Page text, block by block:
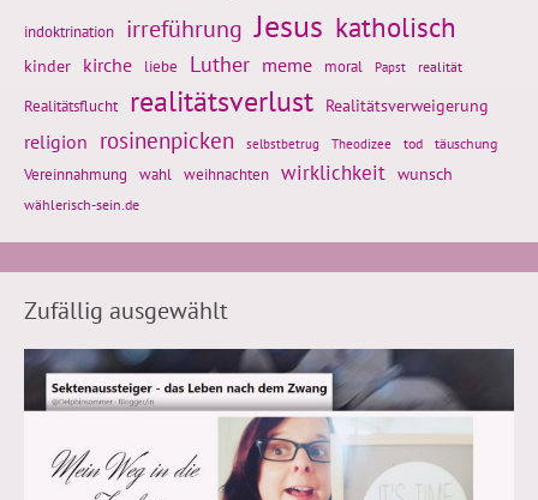
indoktrination irreführung Jesus katholisch
kinder kirche liebe Luther meme moral Papst realität
Realitätsflucht realitätsverlust Realitätsverweigerung
religion rosinenpicken selbstbetrug Theodizee tod täuschung
Vereinnahmung wahl weihnachten wirklichkeit wunsch
wählerisch-sein.de
Zufällig ausgewählt